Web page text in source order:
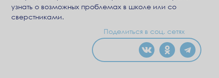
узнать о возможных проблемах в школе или со
сверстниками.
Поделиться в соц. сетях